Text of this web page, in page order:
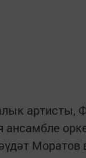
артисты,
Моратов